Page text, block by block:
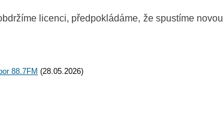
licenci, předpokládáme, že spustíme novou
88.7FM (28.05.2026)